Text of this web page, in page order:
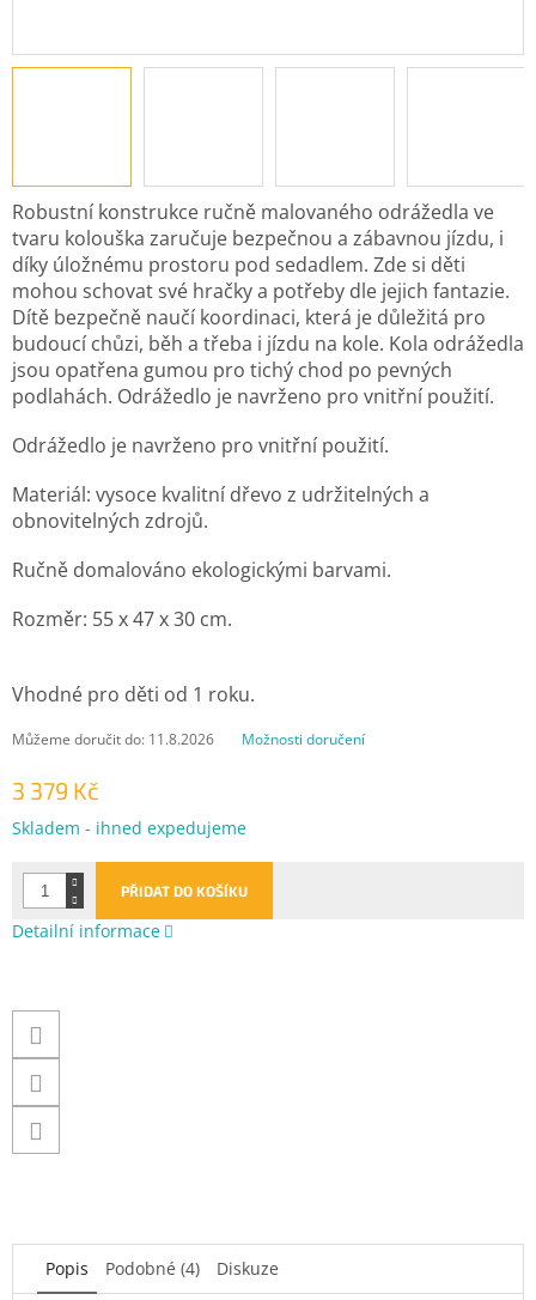
3 379 Kč
Měrná
Skladem - ihned expedujeme
Můžeme doručit do: 11.8.2026 Možnosti doručení
PŘIDAT DO KOŠÍKU
Robustní konstrukce ručně malovaného odrážedla ve
tvaru kolouška zaručuje bezpečnou a zábavnou jízdu, i
díky úložnému prostoru pod sedadlem. Zde si děti
mohou schovat své hračky a potřeby dle jejich fantazie.
Dítě bezpečně naučí koordinaci, která je důležitá pro
budoucí chůzi, běh a třeba i jízdu na kole. Kola odrážedla
jsou opatřena gumou pro tichý chod po pevných
podlahách. Odrážedlo je navrženo pro vnitřní použití.
Odrážedlo je navrženo pro vnitřní použití.
Materiál: vysoce kvalitní dřevo z udržitelných a
obnovitelných zdrojů.
Ručně domalováno ekologickými barvami.
Rozměr: 55 x 47 x 30 cm.
Vhodné pro děti od 1 roku.
Detailní informace
Popis Podobné (4) Diskuze